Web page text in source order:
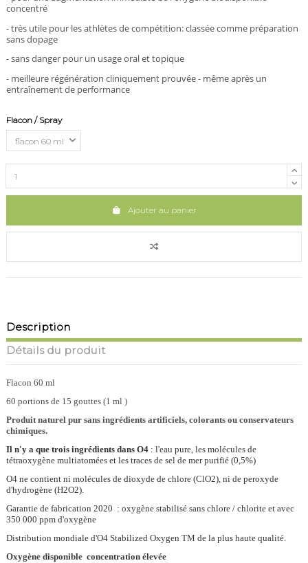
concentré
- très utile pour les athlètes de compétition: classée comme préparation
sans dopage
- sans danger pour un usage oral et topique
- meilleure régénération cliniquement prouvée - même après un
entraînement de performance
Flacon / Spray
Ajouter au panier
Description
Détails du produit
Flacon 60 ml
60 portions de 15 gouttes (1 ml )
Produit naturel pur sans ingrédients artificiels, colorants ou conservateurs
chimiques.
Il n'y a que trois ingrédients dans O4 : l'eau pure, les molécules de
tétraoxygène multiatomées et les traces de sel de mer purifié (0,5%)
O4 ne contient ni molécules de dioxyde de chlore (ClO2), ni de peroxyde
d'hydrogène (H2O2).
Garantie de fabrication 2020 : oxygène stabilisé sans chlore / chlorite et avec
350 000 ppm d'oxygène
Distribution mondiale d'O4 Stabilized Oxygen TM de la plus haute qualité.
Oxygène disponible concentration élevée